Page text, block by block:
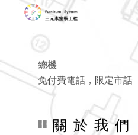
總機
免付費電話，限定市話
關 於 我 們